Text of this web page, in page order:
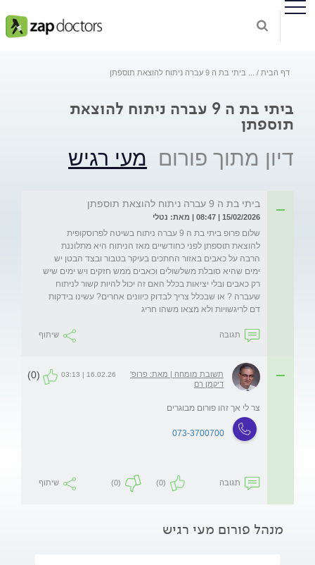
דף הבית ביתי בת ה 9 עברה ניתוח להוצאת תוספתן
ביתי בת ה 9 עברה ניתוח להוצאת
תוספתן
דיון מתוך פורום מעי רגיש
ביתי בת ה 9 עברה ניתוח להוצאת תוספתן
15/02/2026 | 08:47 | מאת: נטלי
שלום פרופ ביתי בת ה 9 עברה ניתוח בשיטה לפרוסקופית
להוצאת תוספתן לפני כחודשיים מאז הניתוח היא מתלוננת
הרבה על כאבים באזור החתכים בעיקר בטבור ובצד הבטן יש
ימים שהיא סובלת משלשולים וכאבים ממש חזקים ויש ימים שיש
רק כאבים ובלי יציאות בכלל האם זה יכול להיות קשור לניתוח
שעברה ? או שבכלל צריך לבדוק כיוונים אחרים? עשינו בידקות
דם לריגשויות ולא מצאו משהו חריג
תגובה שיתוף
תשובת מומחה | מאת: פרופ'
דיקמן רם
16.02.26 | 03:13
(0)
צר לי אך זהו פורום מבוגרים
073-3700700
תגובה (0)
(0) שיתוף
מנהל פורום מעי רגיש